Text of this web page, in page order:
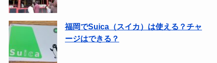
福岡でSuica（スイカ）は使える？チャ
ージはできる？